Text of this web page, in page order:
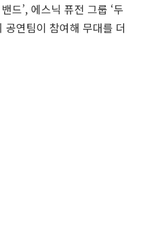
드’, 에스닉 퓨전 그룹 ‘두
공연팀이 참여해 무대를 더